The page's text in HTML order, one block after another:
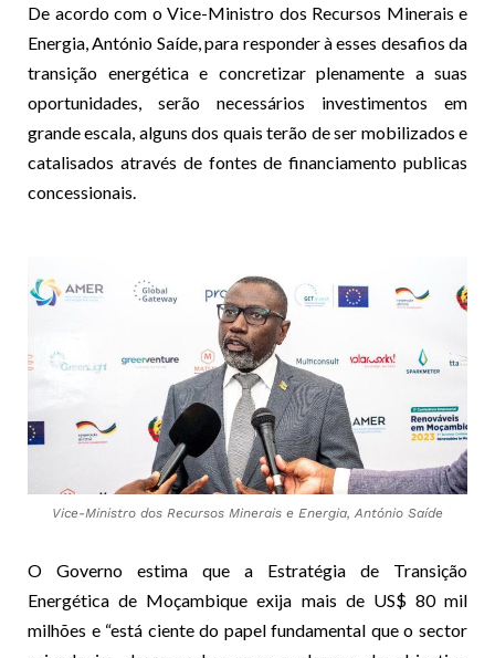
De acordo com o Vice-Ministro dos Recursos Minerais e
Energia, António Saíde, para responder à esses desafios da
transição energética e concretizar plenamente a suas
oportunidades, serão necessários investimentos em
grande escala, alguns dos quais terão de ser mobilizados e
catalisados através de fontes de financiamento publicas
concessionais.
Vice-Ministro dos Recursos Minerais e Energia, António Saíde
O Governo estima que a Estratégia de Transição
Energética de Moçambique exija mais de US$ 80 mil
milhões e “está ciente do papel fundamental que o sector